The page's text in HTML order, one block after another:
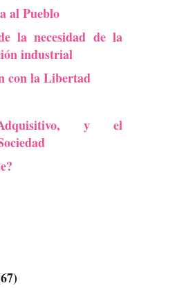
al Pueblo
la necesidad de la
industrial
con la Libertad
y el